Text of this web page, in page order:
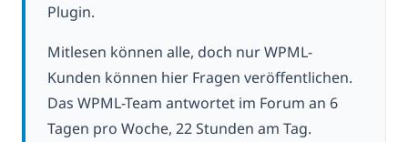
Plugin.
Mitlesen können alle, doch nur WPML-
Kunden können hier Fragen veröffentlichen.
Das WPML-Team antwortet im Forum an 6
Tagen pro Woche, 22 Stunden am Tag.